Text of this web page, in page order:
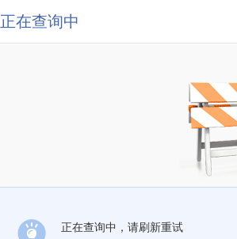
正在查询中
正在查询中，请刷新重试